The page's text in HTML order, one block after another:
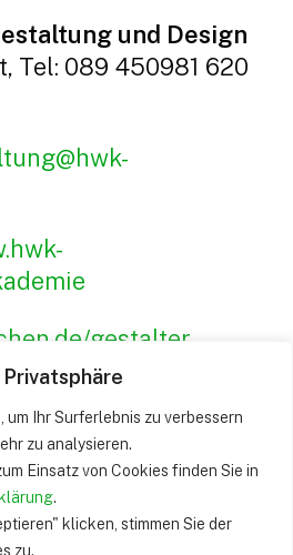
um Ihr Surferlebnis zu verbessern
zu analysieren.
Einsatz von Cookies finden Sie in
.
klicken, stimmen Sie der
zu.
und Design
Tel: 089 450981 620
gestalter
weiter→